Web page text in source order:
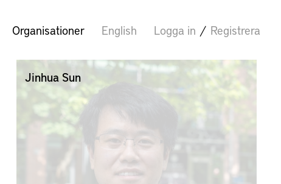
Organisationer English Logga in / Registrera
Jinhua Sun